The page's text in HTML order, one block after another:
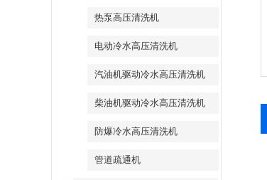
热泵高压清洗机
电动冷水高压清洗机
汽油机驱动冷水高压清洗机
柴油机驱动冷水高压清洗机
防爆冷水高压清洗机
管道疏通机